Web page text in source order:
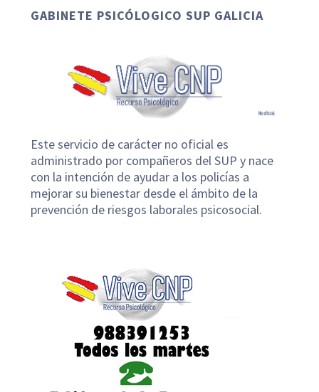
GABINETE PSICÓLOGICO SUP GALICIA
Este servicio de carácter no oficial es
administrado por compañeros del SUP y nace
con la intención de ayudar a los policías a
mejorar su bienestar desde el ámbito de la
prevención de riesgos laborales psicosocial.